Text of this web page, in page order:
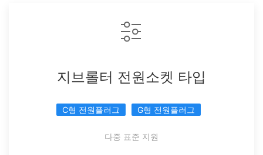
지브롤터 전원소켓 타입
C형 전원플러그 G형 전원플러그
다중 표준 지원